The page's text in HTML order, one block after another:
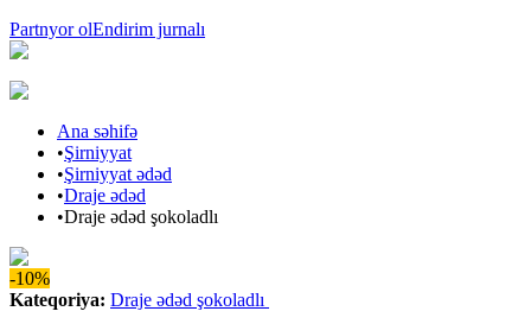
Partnyor olEndirim jurnalı
Ana səhifə
•Şirniyyat
•Şirniyyat ədəd
•Draje ədəd
•Draje ədəd şokoladlı
-10%
Kateqoriya: Draje ədəd şokoladlı